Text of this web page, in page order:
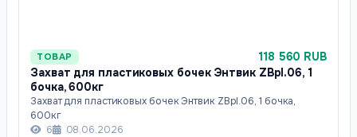
ТОВАР
118 560 RUB
Захват для пластиковых бочек Энтвик ZBpl.06, 1
бочка, 600кг
Захват для пластиковых бочек Энтвик ZBpl.06, 1 бочка,
600кг
6
08.06.2026